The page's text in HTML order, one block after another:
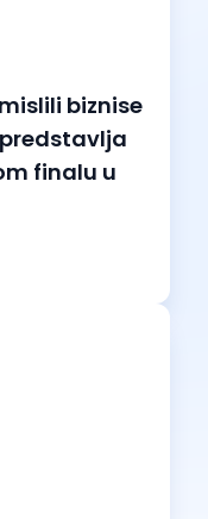
biznise
finalu u